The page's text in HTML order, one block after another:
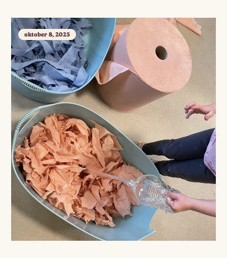
oktober 8, 2025